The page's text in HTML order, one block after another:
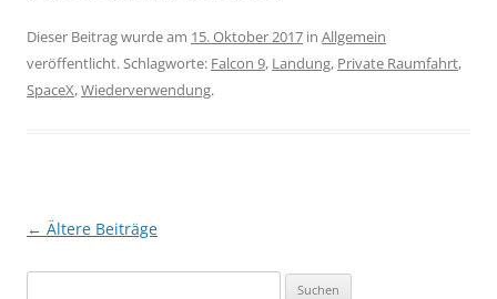
Dieser Beitrag wurde am 15. Oktober 2017 in Allgemein
veröffentlicht. Schlagworte: Falcon 9, Landung, Private Raumfahrt,
SpaceX,Wiederverwendung.
Beitragsnavigation
← Ältere Beiträge